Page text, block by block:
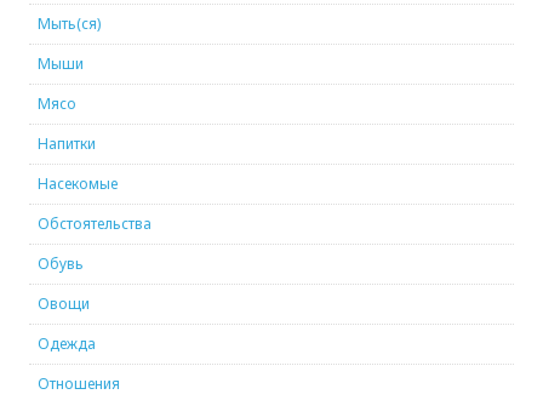
Мыть(ся)
Мыши
Мясо
Напитки
Насекомые
Обстоятельства
Обувь
Овощи
Одежда
Отношения